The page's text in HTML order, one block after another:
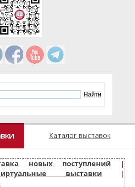
Каталог выставок
новых поступлений |
выставки|